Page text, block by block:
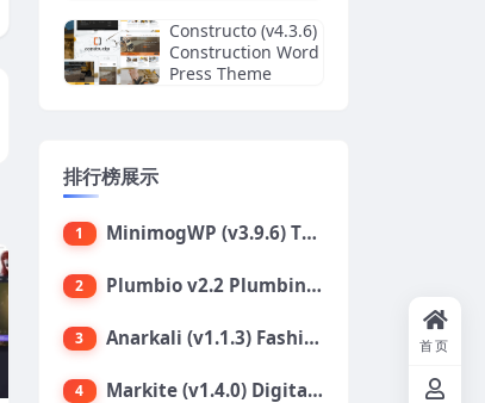
Constructo (v4.3.6)
Construction Word
Press Theme
排行榜展示
1 MinimogWP (v3.9.6) The High Converting eCommerce WordPress Theme
2 Plumbio v2.2 Plumbing Services WordPress Theme
3 Anarkali (v1.1.3) Fashion Shop Ecommerce Elementor Theme
4 Markite (v1.4.0) Digital Marketplace WordPress Theme
首页